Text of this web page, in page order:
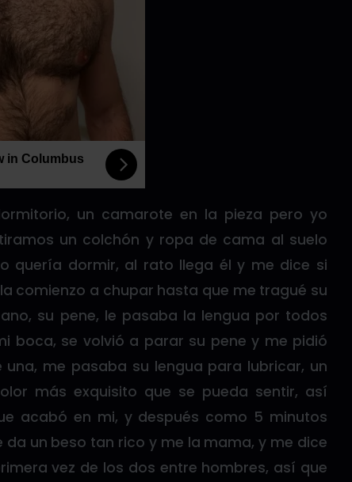
in Columbus
un camarote en la pieza pero yo
un colchón y ropa de cama al suelo
quería dormir, al rato llega él y me dice si
comienzo a chupar hasta que me tragué su
su pene, le pasaba la lengua por todos
boca, se volvió a parar su pene y me pidió
me pasaba su lengua para lubricar, un
más exquisito que se pueda sentir, así
acabó en mi, y después como 5 minutos
un beso tan rico y me la mama, y me dice
vez de los dos entre hombres, así que